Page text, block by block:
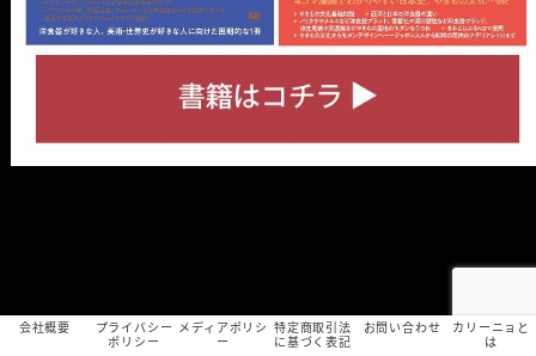
会社概要
プライバシー
ポリシー
メディアポリシ
ー
特定商取引法
に基づく表記
お問い合わせ
カリーニョと
は